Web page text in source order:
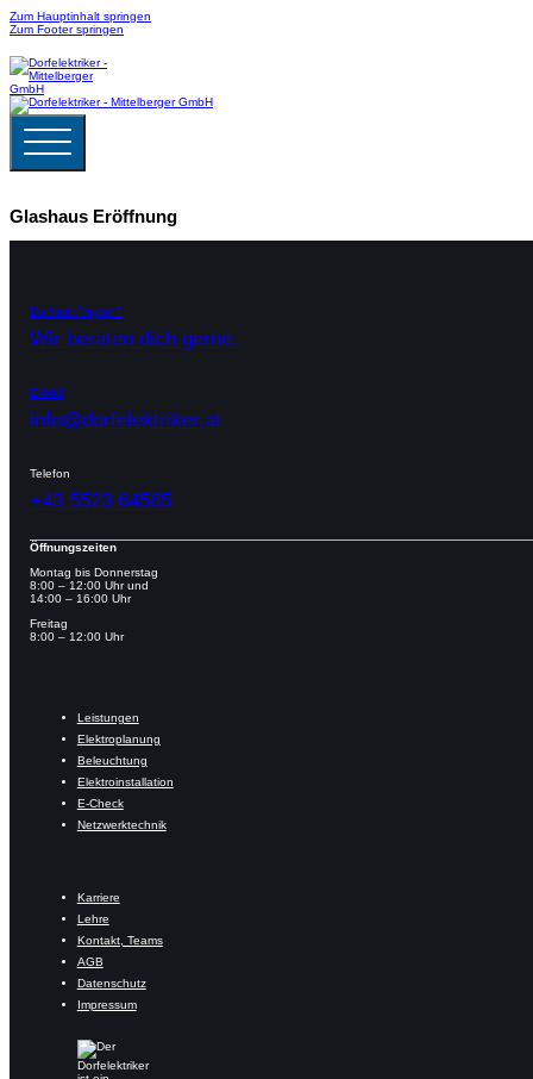
Zum Hauptinhalt springen
Zum Footer springen
Glashaus Eröffnung
Du hast Fragen?
Wir beraten dich gerne.
E-Mail
info@dorfelektriker.at
Telefon
+43 5523 64565
Öffnungszeiten
Montag bis Donnerstag
8:00 – 12:00 Uhr und
14:00 – 16:00 Uhr
Freitag
8:00 – 12:00 Uhr
Leistungen
Elektroplanung
Beleuchtung
Elektroinstallation
E-Check
Netzwerktechnik
Karriere
Lehre
Kontakt, Teams
AGB
Datenschutz
Impressum